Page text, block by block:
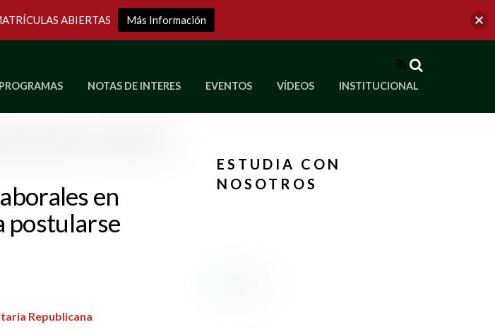
RSS
NOTAS DE INTERES EVENTOS VÍDEOS INSTITUCIONAL
en
postularse
Republicana
ESTUDIA CON
NOSOTROS
ABIERTAS Más Información